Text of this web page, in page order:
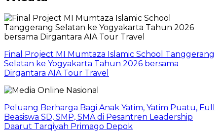
Final Project MI Mumtaza Islamic School Tanggerang
Selatan ke Yogyakarta Tahun 2026 bersama
Dirgantara AIA Tour Travel
Peluang Berharga Bagi Anak Yatim, Yatim Puatu, Full
Beasiswa SD, SMP, SMA di Pesantren Leadership
Daarut Tarqiyah Primago Depok